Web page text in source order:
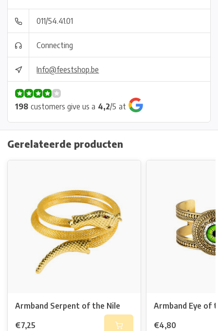
011/54.41.01
Connecting
Info@feestshop.be
198 customers give us a 4,2/5 at
Gerelateerde producten
Armband Serpent of the Nile
€7,25
Armband Eye of
€4,80